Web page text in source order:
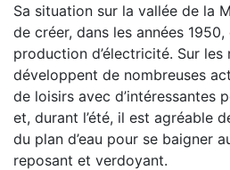
Discours de candidature de
ECHASSERIEAU pour
la Communauté de
Démarche frauduleuse :
présentant au domicile des
proposer la vente ou le
containers poubelles.
Sa situation sur la vallée de la
de créer, dans les années
production d’électricité. Sur les
développent de nombreuses
de loisirs avec d’intéressantes
et, durant l’été, il est agréable
du plan d’eau pour se baigner
reposant et verdoyant.